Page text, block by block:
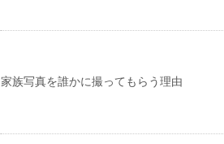
家族写真を誰かに撮ってもらう理由